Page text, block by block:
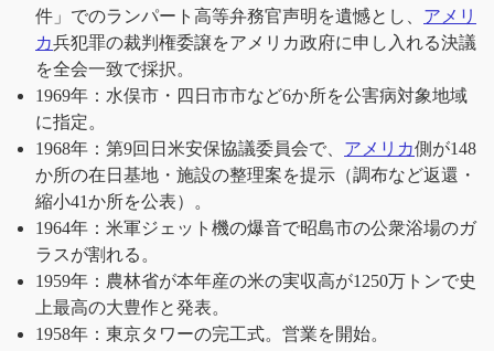
件」でのランパート高等弁務官声明を遺憾とし、 アメリ
カ兵犯罪の裁判権委譲をアメリカ政府に申し入れる決議
を全会一致で採択。
1969年：水俣市・四日市市など6か所を公害病対象地域
に指定。
1968年：第9回日米安保協議委員会で、 アメリカ側が148
か所の在日基地・施設の整理案を提示（調布など返還・
縮小41か所を公表）。
1964年：米軍ジェット機の爆音で昭島市の公衆浴場のガ
ラスが割れる。
1959年：農林省が本年産の米の実収高が1250万トンで史
上最高の大豊作と発表。
1958年：東京タワーの完工式。営業を開始。